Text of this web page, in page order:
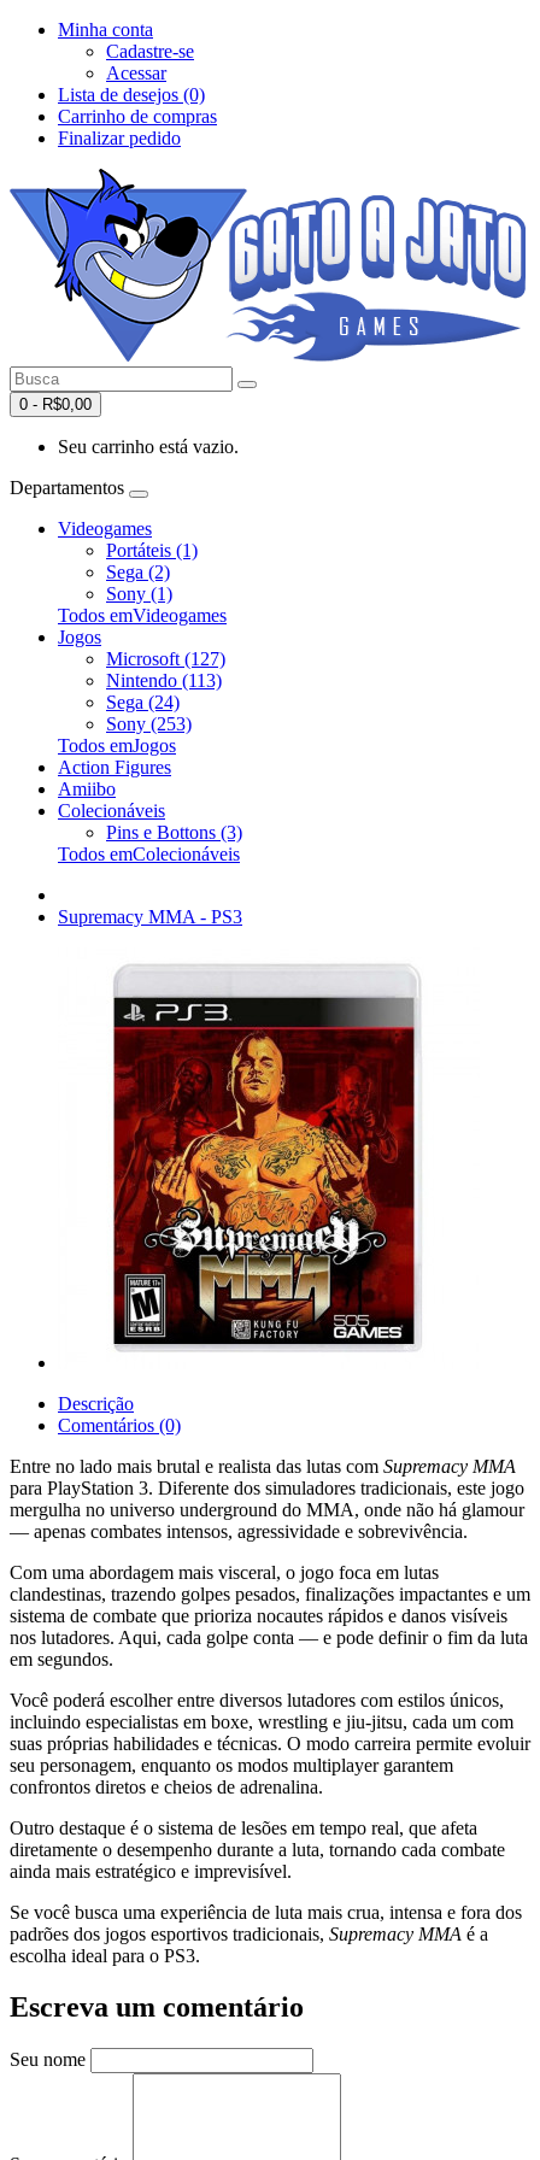
Minha conta
Cadastre-se
Acessar
Lista de desejos (0)
Carrinho de compras
Finalizar pedido
0 - R$0,00
Seu carrinho está vazio.
Departamentos
Videogames
Portáteis (1)
Sega (2)
Sony (1)
Todos emVideogames
Jogos
Microsoft (127)
Nintendo (113)
Sega (24)
Sony (253)
Todos emJogos
Action Figures
Amiibo
Colecionáveis
Pins e Bottons (3)
Todos emColecionáveis
Supremacy MMA - PS3
Descrição
Comentários (0)
Entre no lado mais brutal e realista das lutas com Supremacy MMA
para PlayStation 3. Diferente dos simuladores tradicionais, este jogo
mergulha no universo underground do MMA, onde não há glamour
— apenas combates intensos, agressividade e sobrevivência.
Com uma abordagem mais visceral, o jogo foca em lutas
clandestinas, trazendo golpes pesados, finalizações impactantes e um
sistema de combate que prioriza nocautes rápidos e danos visíveis
nos lutadores. Aqui, cada golpe conta — e pode definir o fim da luta
em segundos.
Você poderá escolher entre diversos lutadores com estilos únicos,
incluindo especialistas em boxe, wrestling e jiu-jitsu, cada um com
suas próprias habilidades e técnicas. O modo carreira permite evoluir
seu personagem, enquanto os modos multiplayer garantem
confrontos diretos e cheios de adrenalina.
Outro destaque é o sistema de lesões em tempo real, que afeta
diretamente o desempenho durante a luta, tornando cada combate
ainda mais estratégico e imprevisível.
Se você busca uma experiência de luta mais crua, intensa e fora dos
padrões dos jogos esportivos tradicionais, Supremacy MMA é a
escolha ideal para o PS3.
Escreva um comentário
Seu nome